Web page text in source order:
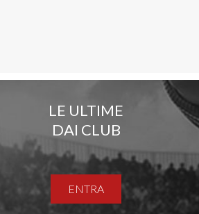
LE ULTIME
DAI CLUB
ENTRA